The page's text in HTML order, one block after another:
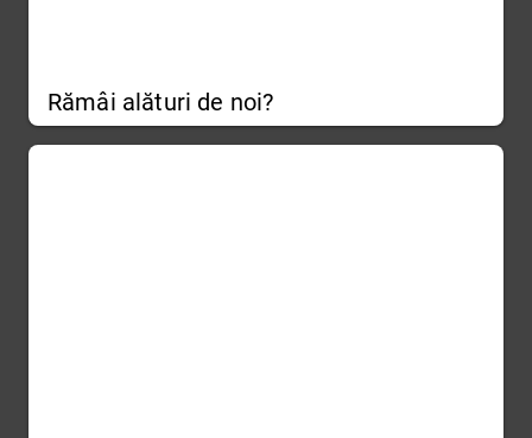
Rămâi alături de noi?